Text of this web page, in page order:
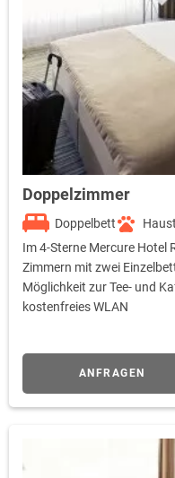
Doppelzimmer
Doppelbett
Im 4-Sterne Mercure Hotel
Zimmern mit zwei
Möglichkeit zur Tee- und
kostenfreies WLAN
ANFRAGEN